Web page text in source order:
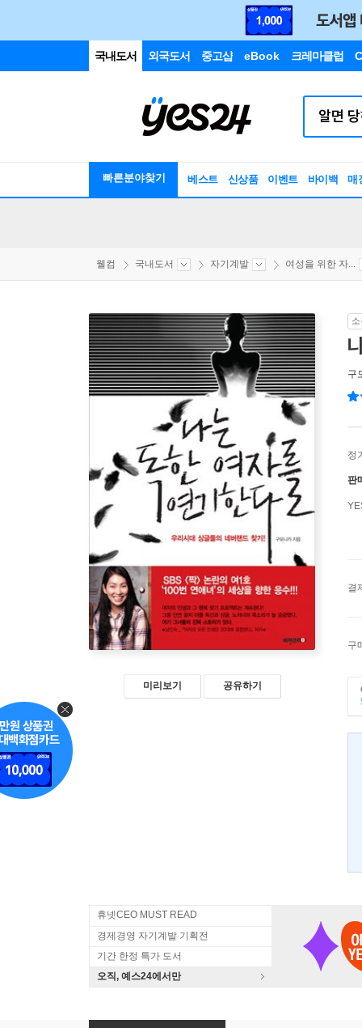
국내도서 외국도서 중고샵 eBook 크레마클럽
빠른분야찾기 베스트 신상품 이벤트 바이백 매
웰컴 국내도서 자기계발 여성을 위한 자...
미리보기 공유하기
구
정
판
결
구
휴넷CEO MUST READ
경제경영 자기계발 기획전
기간 한정 특가 도서
오직, 예스24에서만